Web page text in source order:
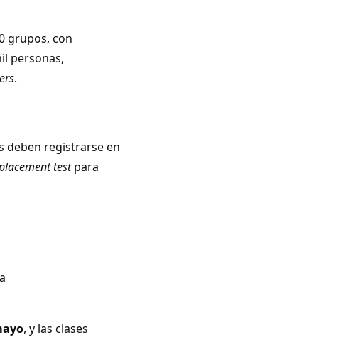
grupos, con
personas,
.
deben registrarse en
testpara
, y las clases